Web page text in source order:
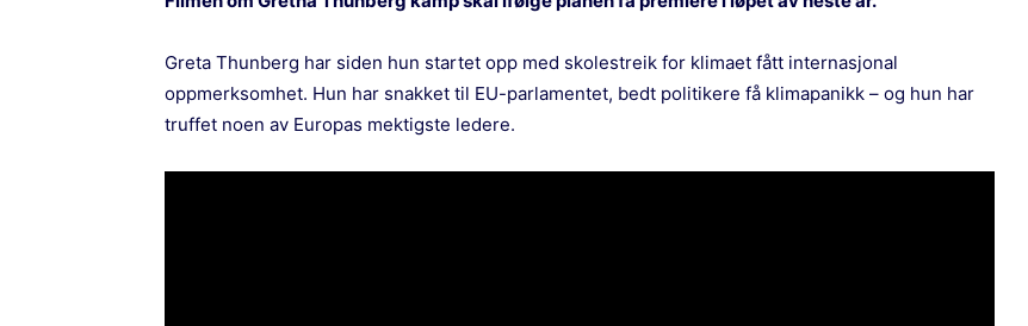
Greta Thunberg har siden hun startet opp med skolestreik for klimaet fått internasjonal
oppmerksomhet. Hun har snakket til EU-parlamentet, bedt politikere få klimapanikk – og hun har
truffet noen av Europas mektigste ledere.